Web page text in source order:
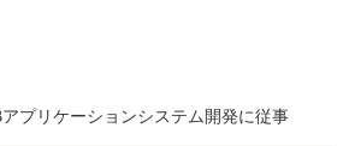
プリケーションシステム開発に従事